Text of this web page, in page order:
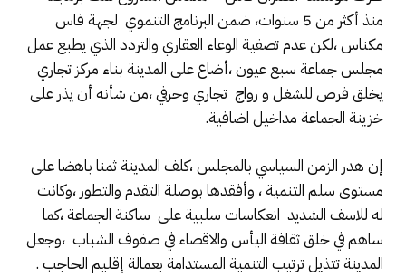
منذ أكثر من 5 سنوات، ضمن البرنامج التنموي لجهة فاس
مكناس ،لكن عدم تصفية الوعاء العقاري والتردد الذي يطبع عمل
مجلس جماعة سبع عيون ،أضاع على المدينة بناء مركز تجاري
يخلق فرص للشغل و رواج تجاري وحرفي ،من شأنه أن يذر على
خزينة الجماعة مداخيل اضافية.
إن هدر الزمن السياسي بالمجلس ،كلف المدينة ثمنا باهضا على
مستوى سلم التنمية ، وأفقدها بوصلة التقدم والتطور ،وكانت
له للاسف الشديد انعكاسات سلبية على ساكنة الجماعة ،كما
ساهم في خلق ثقافة اليأس والاقصاء في صفوف الشباب ،وجعل
المدينة تتذيل ترتيب التنمية المستدامة بعمالة إقليم الحاجب .